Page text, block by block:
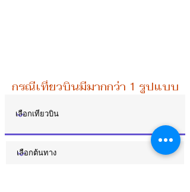
กรณีเที่ยวบินมีมากกว่า 1 รูปแบบก